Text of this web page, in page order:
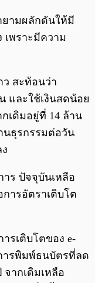
ยามผลักดันให้มี
เพราะมีความ
ว สะท้อนว่า
และใช้เงินสดน้อย
เดิมอยู่ที่ 14 ล้าน
นธุรกรรมต่อวัน
าร ปัจจุบันเหลือ
ารอัตราเติบโต
รเติบโตของ e-
ารพิมพ์ธนบัตรที่ลด
จากเดิมเหลือ